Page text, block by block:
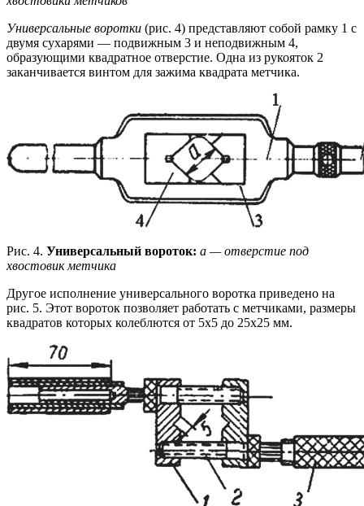
Универсальные воротки (рис. 4) представляют собой рамку 1 с
двумя сухарями — подвижным 3 и неподвижным 4,
образующими квадратное отверстие. Одна из рукояток 2
заканчивается винтом для зажима квадрата метчика.
Рис. 4. Универсальный вороток: а — отверстие под
хвостовик метчика
Другое исполнение универсального воротка приведено на
рис. 5. Этот вороток позволяет работать с метчиками, размеры
квадратов которых колеблются от 5х5 до 25х25 мм.